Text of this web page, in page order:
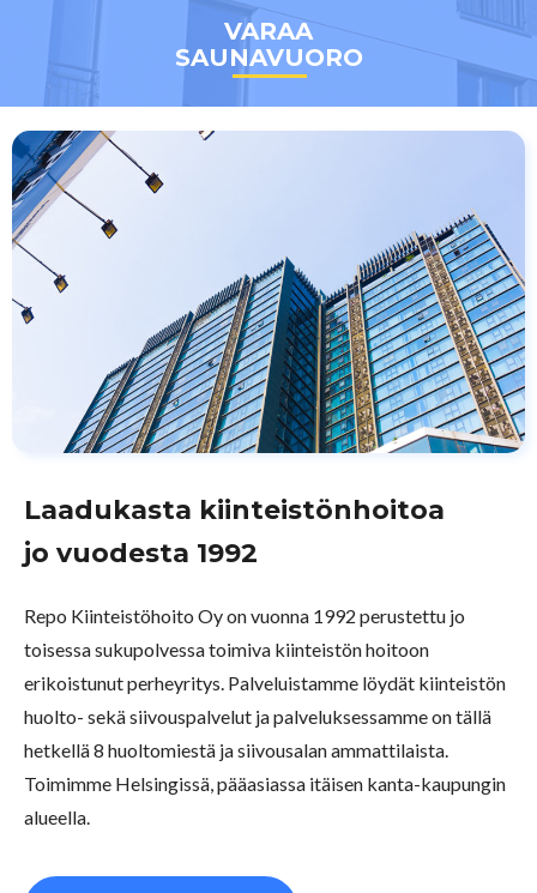
VARAA
SAUNAVUORO
Laadukasta kiinteistönhoitoa
jo vuodesta 1992
Repo Kiinteistöhoito Oy on vuonna 1992 perustettu jo
toisessa sukupolvessa toimiva kiinteistön hoitoon
erikoistunut perheyritys. Palveluistamme löydät kiinteistön
huolto- sekä siivouspalvelut ja palveluksessamme on tällä
hetkellä 8 huoltomiestä ja siivousalan ammattilaista.
Toimimme Helsingissä, pääasiassa itäisen kanta-kaupungin
alueella.